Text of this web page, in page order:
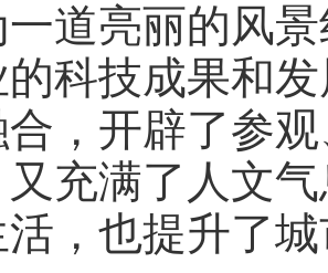
道亮丽的风
科技成果和
，开辟了参
充满了人文
，也提升了